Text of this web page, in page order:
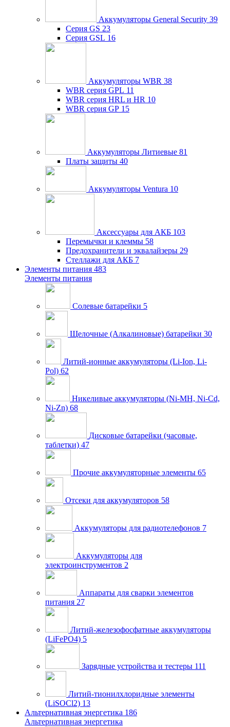
Аккумуляторы General Security 39
Серия GS 23
Серия GSL 16
Аккумуляторы WBR 38
WBR серия GPL 11
WBR серия HRL и HR 10
WBR серия GP 15
Аккумуляторы Литиевые 81
Платы защиты 40
Аккумуляторы Ventura 10
Аксессуары для АКБ 103
Перемычки и клеммы 58
Предохранители и эквалайзеры 29
Стеллажи для АКБ 7
Элементы питания 483
Элементы питания
Солевые батарейки 5
Щелочные (Алкалиновые) батарейки 30
Литий-ионные аккумуляторы (Li-Ion, Li-
Pol) 62
Никеливые аккумуляторы (Ni-MH, Ni-Cd,
Ni-Zn) 68
Дисковые батарейки (часовые,
таблетки) 47
Прочие аккумуляторные элементы 65
Отсеки для аккумуляторов 58
Аккумуляторы для радиотелефонов 7
Аккумуляторы для
электроинструментов 2
Аппараты для сварки элементов
питания 27
Литий-железофосфатные аккумуляторы
(LiFePO4) 5
Зарядные устройства и тестеры 111
Литий-тионилхлоридные элементы
(LiSOCl2) 13
Альтернативная энергетика 186
Альтернативная энергетика